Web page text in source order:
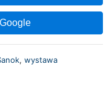
, wystawa